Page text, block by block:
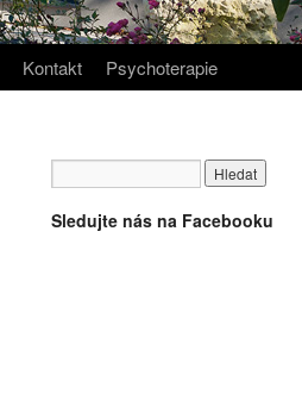
Kontakt Psychoterapie
Sledujte nás na Facebooku